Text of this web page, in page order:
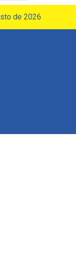
de 2026